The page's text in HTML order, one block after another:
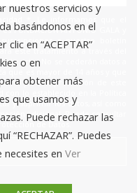
FUNDACIÓN ANTONIO GALA y
a nuestro boletín
este tratamiento a través del
acto. No se cederán datos a
que es mayor de 14 años y que
para la prestación de este
lo establecido en la Política
y suprimir los datos, así como
adicional. Puede consultar
de Datos.
nuestros servicios y
basándonos en el
en “ACEPTAR”
o en
para obtener más
que usamos y
Puede rechazar las
“RECHAZAR”. Puedes
en Ver